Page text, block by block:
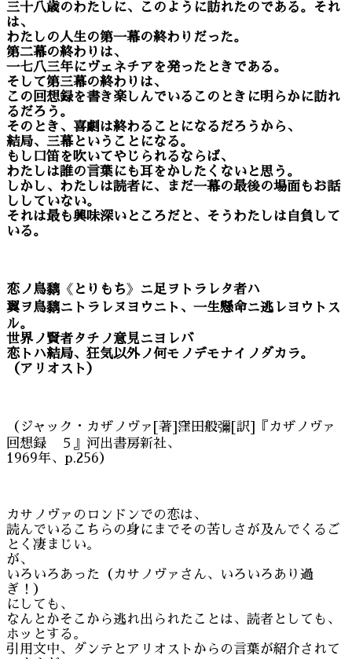
三十八歳のわたしに、このように訪れたのである。それ
は、
わたしの人生の第一幕の終わりだった。
第二幕の終わりは、
一七八三年にヴェネチアを発ったときである。
そして第三幕の終わりは、
この回想録を書き楽しんでいるこのときに明らかに訪れ
るだろう。
そのとき、喜劇は終わることになるだろうから、
結局、三幕ということになる。
もし口笛を吹いてやじられるならば、
わたしは誰の言葉にも耳をかしたくないと思う。
しかし、わたしは読者に、まだ一幕の最後の場面もお話
ししていない。
それは最も興味深いところだと、そうわたしは自負して
いる。
恋ノ鳥黐 《 とりもち》
ニ足ヲトラレタ者ハ
翼ヲ鳥黐ニトラレヌヨウニト、一生懸命ニ逃レヨウトス
ル。
世界ノ賢者タチノ意見ニヨレバ
恋トハ結局、狂気以外ノ何モノデモナイノダカラ。
（アリオスト）
（ジャック・カザノヴァ[著]窪田般彌[訳]『カザノヴァ
回想録 ５』河出書房新社、
1969年、p.256）
カサノヴァのロンドンでの恋は、
読んでいるこちらの身にまでその苦しさが及んでくるご
とく凄まじい。
が、
いろいろあった（カサノヴァさん、いろいろあり過
ぎ！）
にしても、
なんとかそこから逃れ出られたことは、読者としても、
ホッとする。
引用文中、ダンテとアリオストからの言葉が紹介されて